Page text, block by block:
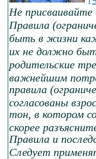
Не присваивайте
Правила
быть в жизни
их не должно
родительские
важнейшим
правила
согласованы
тон, в котором
скорее
Правила и
Следует